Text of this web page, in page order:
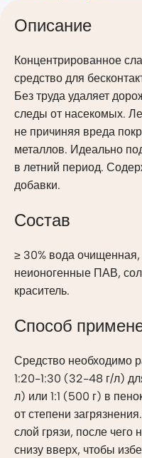
Описание
Концентрированное
средство для
Без труда удаляет
следы от насекомых.
не причиняя вреда
металлов. Идеально
в летний период.
добавки.
Состав
≥ 30% вода
неионогенные ПАВ,
краситель.
Способ
Средство необходимо
1:20-1:30 (32-48 г/л)
л) или 1:1 (500 г) в
от степени
слой грязи, после чего
снизу вверх, чтобы